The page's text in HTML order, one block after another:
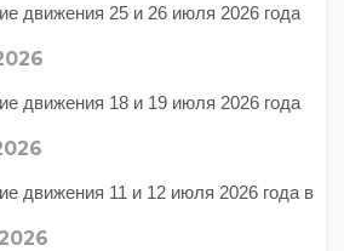
движения 25 и 26 июля 2026 года
движения 18 и 19 июля 2026 года
движения 11 и 12 июля 2026 года в